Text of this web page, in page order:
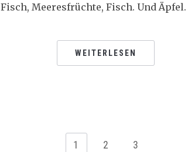
Fisch, Meeresfrüchte, Fisch. Und
WEITERLESEN
1 2 3